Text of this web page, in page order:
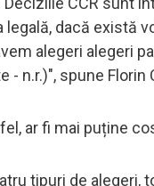
legală, dacă există
alegeri alegeri
- n.r.)", spune Florin
ar fi mai puține
tipuri de alegeri,